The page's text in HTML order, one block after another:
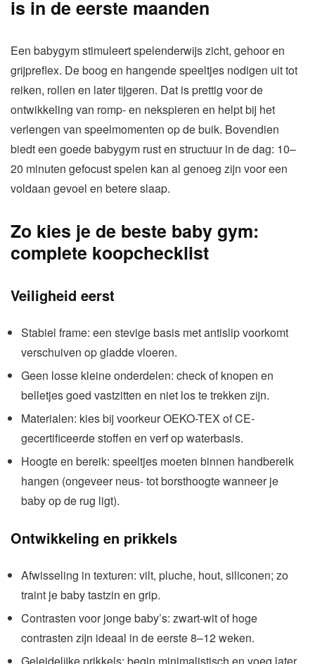
is in de eerste maanden
Een babygym stimuleert spelenderwijs zicht, gehoor en
grijpreflex. De boog en hangende speeltjes nodigen uit tot
reiken, rollen en later tijgeren. Dat is prettig voor de
ontwikkeling van romp- en nekspieren en helpt bij het
verlengen van speelmomenten op de buik. Bovendien
biedt een goede babygym rust en structuur in de dag: 10–
20 minuten gefocust spelen kan al genoeg zijn voor een
voldaan gevoel en betere slaap.
Zo kies je de beste baby gym:
complete koopchecklist
Veiligheid eerst
Stabiel frame: een stevige basis met antislip voorkomt
verschuiven op gladde vloeren.
Geen losse kleine onderdelen: check of knopen en
belletjes goed vastzitten en niet los te trekken zijn.
Materialen: kies bij voorkeur OEKO-TEX of CE-
gecertificeerde stoffen en verf op waterbasis.
Hoogte en bereik: speeltjes moeten binnen handbereik
hangen (ongeveer neus- tot borsthoogte wanneer je
baby op de rug ligt).
Ontwikkeling en prikkels
Afwisseling in texturen: vilt, pluche, hout, siliconen; zo
traint je baby tastzin en grip.
Contrasten voor jonge baby’s: zwart-wit of hoge
contrasten zijn ideaal in de eerste 8–12 weken.
Geleidelijke prikkels: begin minimalistisch en voeg later